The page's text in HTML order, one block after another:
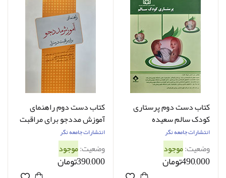
کتاب دست دوم پرستاری
کودک سالم سعیده
جعفرزاده - کاملا نو
انتشارات جامعه نگر
وضعیت:موجود
490,000تومان
کتاب دست دوم راهنمای
آموزش مددجو برای مراقبت
در منزل ترجمه فاطمه علایی
- کاملا نو
انتشارات جامعه نگر
وضعیت:موجود
390,000تومان